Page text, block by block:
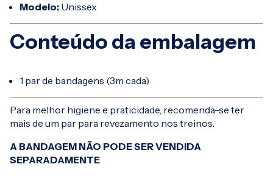
Modelo: Unissex
Conteúdo da embalagem
1 par de bandagens (3m cada)
Para melhor higiene e praticidade, recomenda-se ter
mais de um par para revezamento nos treinos.
A BANDAGEM NÃO PODE SER VENDIDA
SEPARADAMENTE